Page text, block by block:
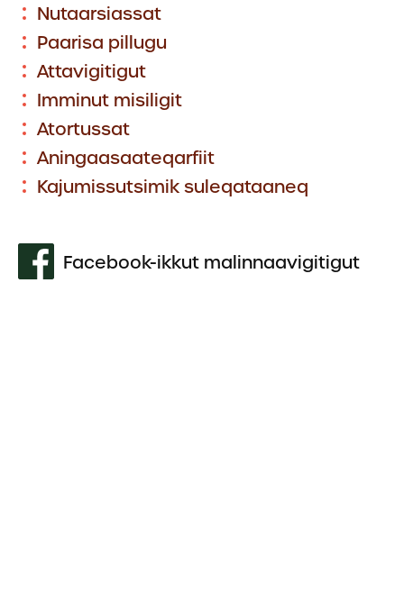
Nutaarsiassat
Paarisa pillugu
Attavigitigut
Imminut misiligit
Atortussat
Aningaasaateqarfiit
Kajumissutsimik suleqataaneq
Facebook-ikkut malinnaavigitigut